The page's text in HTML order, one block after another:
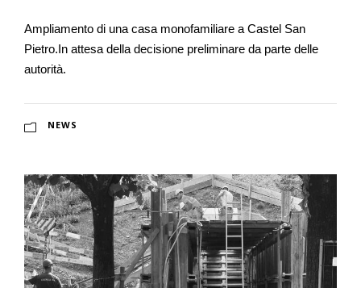
Ampliamento di una casa monofamiliare a Castel San
Pietro.In attesa della decisione preliminare da parte delle
autorità.
NEWS